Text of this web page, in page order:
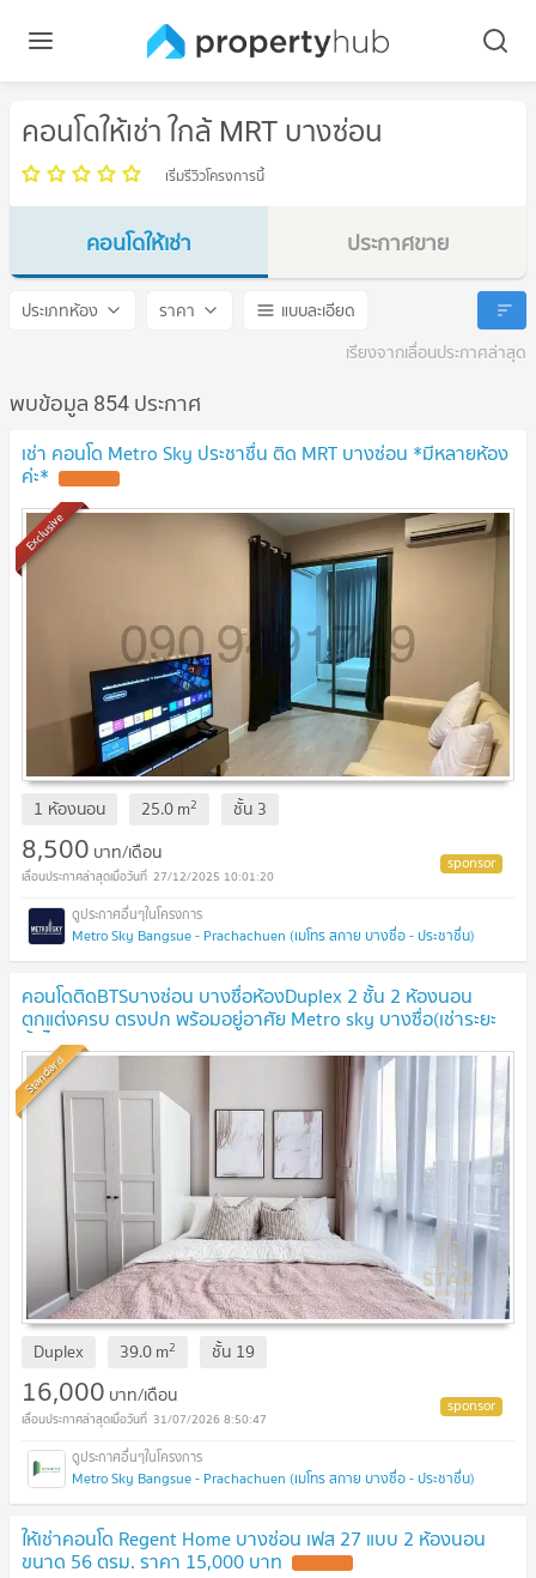
คอนโดให้เช่า ใกล้ MRT บางซ่อน
เริ่มรีวิวโครงการนี้
คอนโดให้เช่า
MRT บางซ่อน
ประกาศขาย
ประเภทห้อง ราคา
แบบละเอียด
เรียงจากเลื่อนประกาศล่าสุด
พบข้อมูล 854 ประกาศ
เช่า คอนโด Metro Sky ประชาชื่น ติด MRT บางซ่อน *มีหลายห้อง
ค่ะ*
Exclusive
1 ห้องนอน 25.0m2 ชั้น 3
8,500 บาท/เดือน
27/12/2025 10:01:20
Metro Sky Bangsue - Prachachuen (เมโทร สกาย บางซื่อ - ประชาชื่น)
คอนโดติดBTSบางซ่อน บางซื่อห้องDuplex 2 ชั้น 2 ห้องนอน
ตกแต่งครบ ตรงปก พร้อมอยู่อาศัย Metro sky บางซื่อ(เช่าระยะ
สั้นได้ค่ะ) line:Rangsima07
Standard
Duplex 39.0m2 ชั้น 19
16,000 บาท/เดือน
31/07/2026 8:50:47
Metro Sky Bangsue - Prachachuen (เมโทร สกาย บางซื่อ - ประชาชื่น)
ให้เช่าคอนโด Regent Home บางซ่อน เฟส 27 แบบ 2 ห้องนอน
ขนาด 56 ตรม. ราคา 15,000 บาท